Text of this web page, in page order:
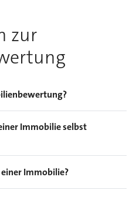
zur
Immobilie selbst
Immobilie?